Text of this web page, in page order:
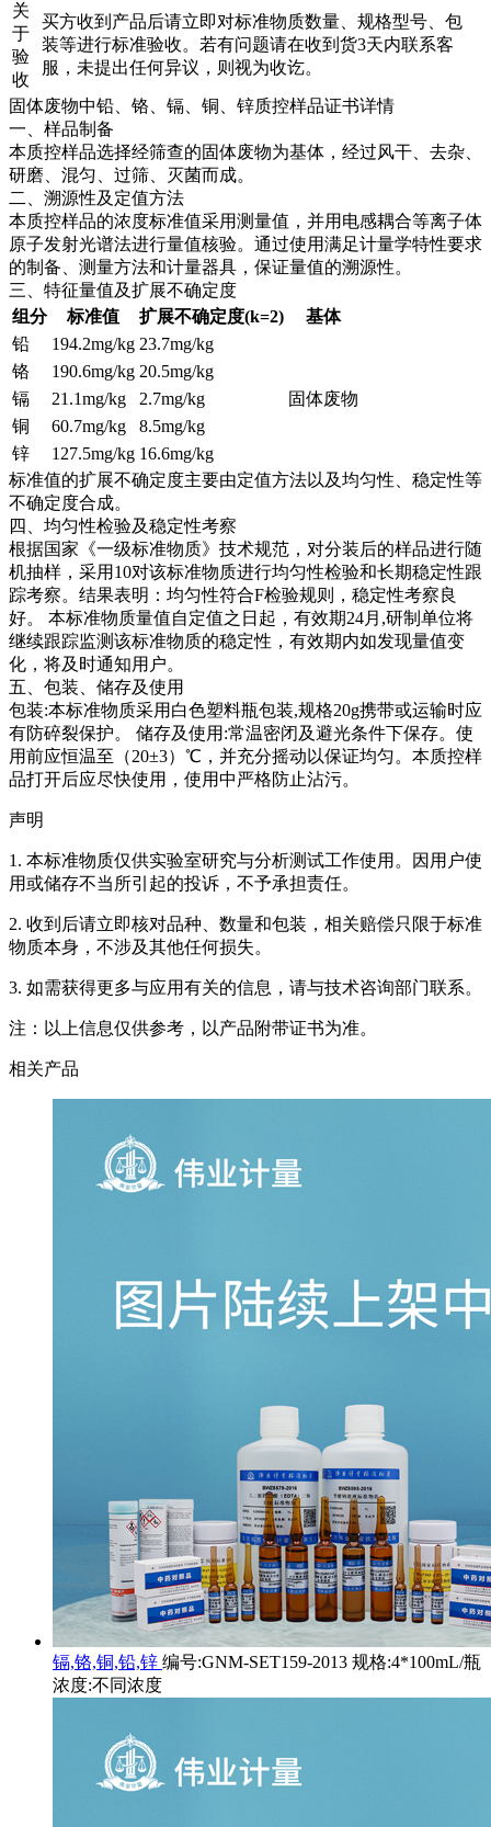
关
于
验
收
买方收到产品后请立即对标准物质数量、规格型号、包
装等进行标准验收。若有问题请在收到货3天内联系客
服，未提出任何异议，则视为收讫。
固体废物中铅、铬、镉、铜、锌质控样品证书详情
一、样品制备
本质控样品选择经筛查的固体废物为基体，经过风干、去杂、
研磨、混匀、过筛、灭菌而成。
二、溯源性及定值方法
本质控样品的浓度标准值采用测量值，并用电感耦合等离子体
原子发射光谱法进行量值核验。通过使用满足计量学特性要求
的制备、测量方法和计量器具，保证量值的溯源性。
三、特征量值及扩展不确定度
组分
标准值 扩展不确定度(k=2)
基体
铅
194.2mg/kg 23.7mg/kg
固体废物
铬 190.6mg/kg 20.5mg/kg
镉
21.1mg/kg
2.7mg/kg
铜
60.7mg/kg
8.5mg/kg
锌
127.5mg/kg 16.6mg/kg
标准值的扩展不确定度主要由定值方法以及均匀性、稳定性等
不确定度合成。
四、均匀性检验及稳定性考察
根据国家《一级标准物质》技术规范，对分装后的样品进行随
机抽样，采用10对该标准物质进行均匀性检验和长期稳定性跟
踪考察。结果表明：均匀性符合F检验规则，稳定性考察良
好。 本标准物质量值自定值之日起，有效期24月,研制单位将
继续跟踪监测该标准物质的稳定性，有效期内如发现量值变
化，将及时通知用户。
五、包装、储存及使用
包装:本标准物质采用白色塑料瓶包装,规格20g携带或运输时应
有防碎裂保护。 储存及使用:常温密闭及避光条件下保存。使
用前应恒温至（20±3）℃，并充分摇动以保证均匀。本质控样
品打开后应尽快使用，使用中严格防止沾污。
声明
1. 本标准物质仅供实验室研究与分析测试工作使用。因用户使
用或储存不当所引起的投诉，不予承担责任。
2. 收到后请立即核对品种、数量和包装，相关赔偿只限于标准
物质本身，不涉及其他任何损失。
3. 如需获得更多与应用有关的信息，请与技术咨询部门联系。
注：以上信息仅供参考，以产品附带证书为准。
相关产品
镉,铬,铜,铅,锌 编号:GNM-SET159-2013 规格:4*100mL/瓶
浓度:不同浓度